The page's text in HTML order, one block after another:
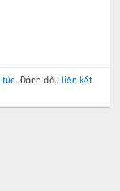
tức. Đánh dấuliên kết